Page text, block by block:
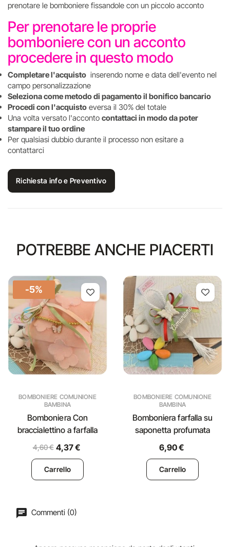
prenotare le bomboniere fissandole con un piccolo acconto
Per prenotare le proprie
bomboniere con un acconto
procedere in questo modo
Completare l'acquisto inserendo nome e data dell'evento nel
campo personalizzazione
Seleziona come metodo di pagamento il bonifico bancario
Procedi con l'acquisto eversa il 30% del totale
Una volta versato l'acconto contattaci in modo da poter
stampare il tuo ordine
Per qualsiasi dubbio durante il processo non esitare a
contattarci
Richiesta info e Preventivo
POTREBBE ANCHE PIACERTI
-5%
BOMBONIERE COMUNIONE
BAMBINA
Bomboniera Con
braccialettino a farfalla
4,60 € 4,37 €
Carrello
BOMBONIERE COMUNIONE
BAMBINA
Bomboniera farfalla su
saponetta profumata
6,90 €
Carrello
Commenti (0)